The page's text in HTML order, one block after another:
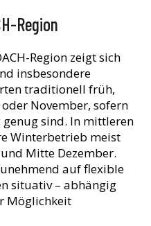
Region
Region zeigt sich
insbesondere
traditionell früh,
November, sofern
sind. In mittleren
Winterbetrieb meist
Mitte Dezember.
auf flexible
situativ – abhängig
Möglichkeit